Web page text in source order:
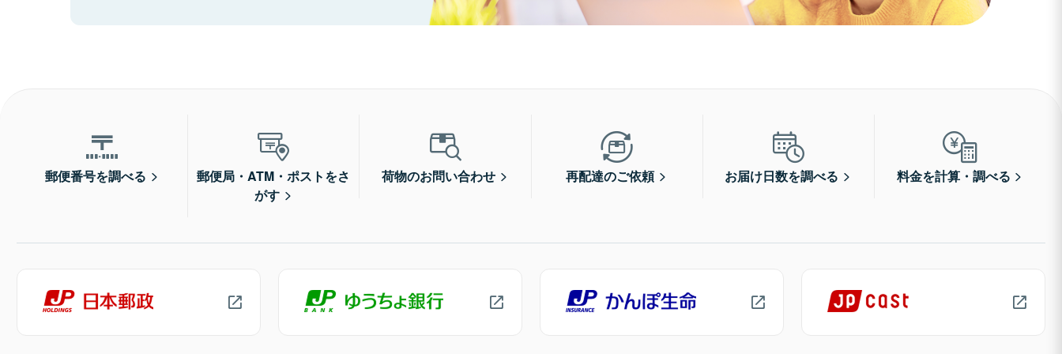
郵便番号を調べる
郵便局・ATM・ポストをさ
がす
荷物のお問い合わせ 再配達のご依頼 お届け日数を調べる 料金を計算・調べる